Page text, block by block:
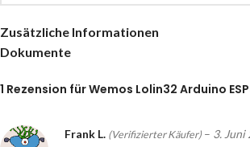
Zusätzliche Informationen
Dokumente
1 Rezension fürWemos Lolin32 Arduino
Frank L. (Verifizierter Käufer) – 3. Juni